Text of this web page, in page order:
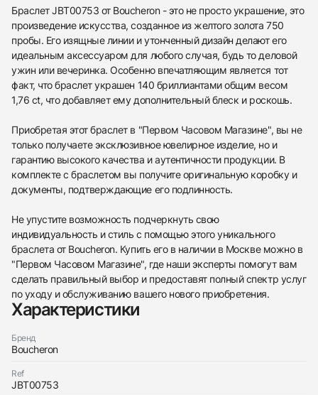
Браслет JBT00753 от Boucheron - это не просто украшение, это
произведение искусства, созданное из желтого золота 750
пробы. Его изящные линии и утонченный дизайн делают его
идеальным аксессуаром для любого случая, будь то деловой
ужин или вечеринка. Особенно впечатляющим является тот
факт, что браслет украшен 140 бриллиантами общим весом
1,76 ct, что добавляет ему дополнительный блеск и роскошь.
Приобретая этот браслет в "Первом Часовом Магазине", вы не
только получаете эксклюзивное ювелирное изделие, но и
гарантию высокого качества и аутентичности продукции. В
комплекте с браслетом вы получите оригинальную коробку и
документы, подтверждающие его подлинность.
Не упустите возможность подчеркнуть свою
индивидуальность и стиль с помощью этого уникального
браслета от Boucheron. Купить его в наличии в Москве можно в
"Первом Часовом Магазине", где наши эксперты помогут вам
сделать правильный выбор и предоставят полный спектр услуг
по уходу и обслуживанию вашего нового приобретения.
Характеристики
Бренд
Boucheron
Ref
JBT00753
Купить эти часы
Трейд-ин часов
Оставьте ваши контактные данные и мы свяжемся
с вами